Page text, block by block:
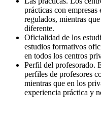
prácticas con empresas
regulados, mientras
diferente.
Oficialidad de los
estudios formativos
en todos los centros
Perfil del profesorado.
perfiles de profesores
mientras que en los
experiencia práctica y